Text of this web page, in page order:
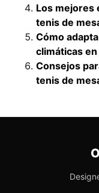
Los mejores
tenis de
Cómo
climáticas
Consejos
tenis de